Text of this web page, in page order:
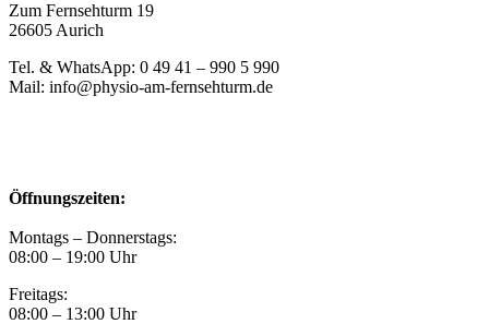
Zum Fernsehturm 19
26605 Aurich
Tel. & WhatsApp: 0 49 41 – 990 5 990
Mail: info@physio-am-fernsehturm.de
Öffnungszeiten:
Montags – Donnerstags:
08:00 – 19:00 Uhr
Freitags:
08:00 – 13:00 Uhr